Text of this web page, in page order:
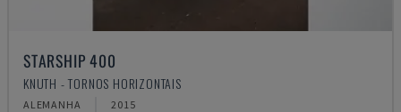
STARSHIP 400
KNUTH - TORNOS HORIZONTAIS
ALEMANHA 2015